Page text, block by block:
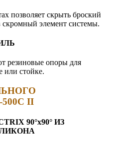
позволяет скрыть броский
скромный элемент системы.
резиновые опоры для
или стойке.
II
90°х90° ИЗ